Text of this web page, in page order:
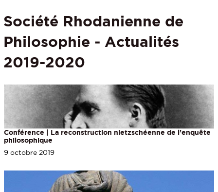
Société Rhodanienne de
Philosophie - Actualités
2019-2020
Conférence | La reconstruction nietzschéenne de l’enquête
philosophique
9 octobre 2019